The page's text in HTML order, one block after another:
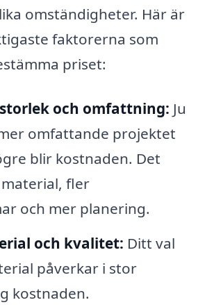
omständigheter. Här är
faktorerna som
priset:
och omfattning: Ju
omfattande projektet
blir kostnaden. Det
fler
och mer planering.
och kvalitet: Ditt val
påverkar i stor
kostnaden.